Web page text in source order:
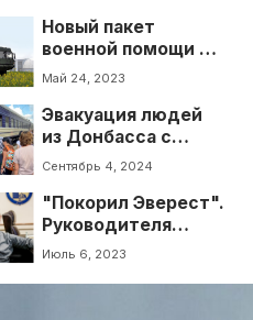
посмотреть
Новый пакет
военной помощи от
Германии – что и
Май 24, 2023
Эвакуация людей
из Донбасса с
участием
Красного Креста
Сентябрь 4, 2024
"Покорил Эверест".
Руководителя
"Киевгорстроя"
уволили с
Июль 6, 2023